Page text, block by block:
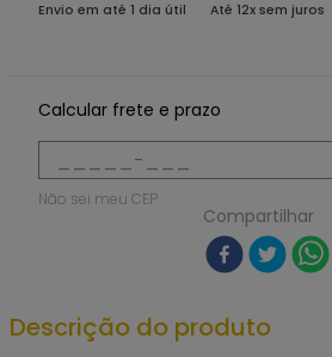
Envio em até 1 dia útil Até 12x sem juros
Calcular frete e prazo
Não sei meu CEP
Compartilhar
Descrição do produto